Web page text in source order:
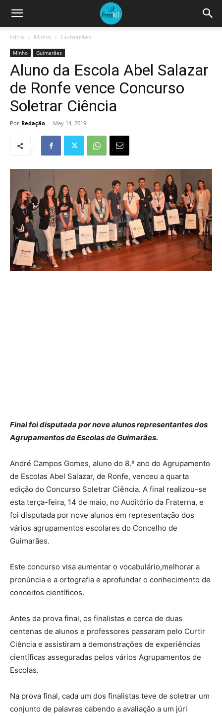
Início Minho Guimarães
Minho Guimarães
Aluno da Escola Abel Salazar
de Ronfe vence Concurso
Soletrar Ciência
Por Redação - May 14, 2019
Final foi disputada por nove alunos representantes dos
Agrupamentos de Escolas de Guimarães.
André Campos Gomes, aluno do 8.º ano do Agrupamento
de Escolas Abel Salazar, de Ronfe, venceu a quarta
edição do Concurso Soletrar Ciência. A final realizou-se
esta terça-feira, 14 de maio, no Auditório da Fraterna, e
foi disputada por nove alunos em representação dos
vários agrupamentos escolares do Concelho de
Guimarães.
Este concurso visa aumentar o vocabulário,melhorar a
pronúncia e a ortografia e aprofundar o conhecimento de
conceitos científicos.
Antes da prova final, os finalistas e cerca de duas
centenas de alunos e professores passaram pelo Curtir
Ciência e assistiram a demonstrações de experiências
científicas asseguradas pelos vários Agrupamentos de
Escolas.
Na prova final, cada um dos finalistas teve de soletrar um
conjunto de palavras cabendo a avaliação a um júri